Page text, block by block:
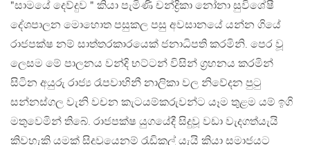
"සාමයේ දෙව්දුව " කියා පැමිණි චන්ද්‍රිකා නෝනා සුවිශේෂී
දේශපාලන මොහොත පසුකල පසු අවසානයේ යන්න ගියේ
රාජපක්ෂ නම් සාත්තරකාරයෙක් ජනාධිපති කරමිනි. පෙර වූ
ලෙසම මේ පාලනය වන්දි භට්ටන් විසින් ග්‍රහනය කරමින්
සිටින අයුරු රාජ්‍ය රෑපවාහිනී නාලිකා වල නිවේදන පුටු
සන්නස්ගල වැනි වචන කැටයම්කරුවන්ට යෑම තුළම යම් ඉගි
මතුවෙමින් තිබේ. රාජපක්ෂ යුගයේදී සිදුවූ වඩා වැදගත්යැයි
කිවහැකි යමක් සිදුවූයෙනම් රැඩිකල් යැයි කියා සමාජයට